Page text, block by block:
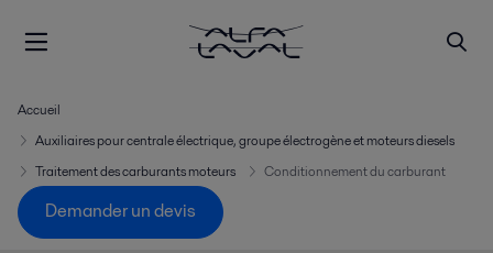
Accueil
Auxiliaires pour centrale électrique, groupe électrogène et moteurs diesels
Traitement des carburants moteurs
Conditionnement du carburant
Demander un devis